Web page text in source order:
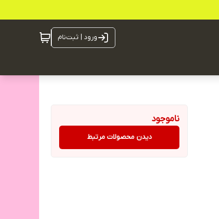
ورود | ثبت‌نام
ناموجود
دیدن محصولات مرتبط